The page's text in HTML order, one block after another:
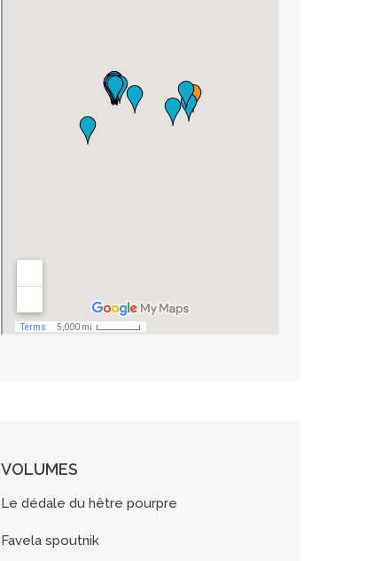
VOLUMES
Le dédale du hêtre pourpre
Favela spoutnik